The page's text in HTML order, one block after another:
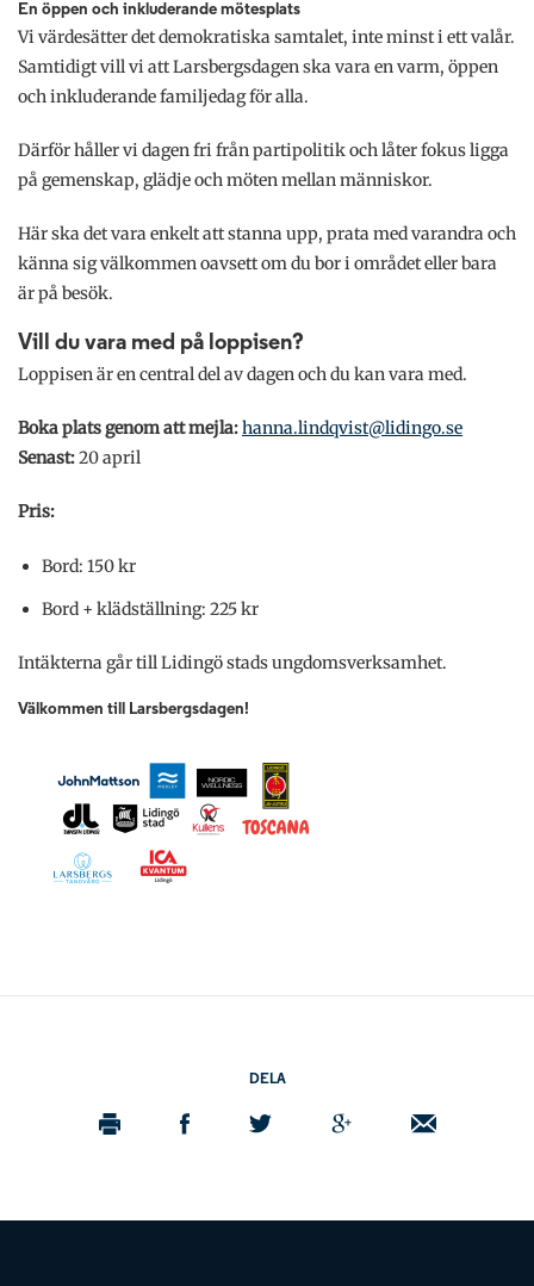
En öppen och inkluderande mötesplats
Vi värdesätter det demokratiska samtalet, inte minst i ett valår.
Samtidigt vill vi att Larsbergsdagen ska vara en varm, öppen
och inkluderande familjedag för alla.
Därför håller vi dagen fri från partipolitik och låter fokus ligga
på gemenskap, glädje och möten mellan människor.
Här ska det vara enkelt att stanna upp, prata med varandra och
känna sig välkommen oavsett om du bor i området eller bara
är på besök.
Vill du vara med på loppisen?
Loppisen är en central del av dagen och du kan vara med.
Boka plats genom att mejla:hanna.lindqvist@lidingo.se
Senast:20 april
Pris:
Bord: 150 kr
Bord + klädställning: 225 kr
Intäkterna går till Lidingö stads ungdomsverksamhet.
Välkommen till Larsbergsdagen!
DELA